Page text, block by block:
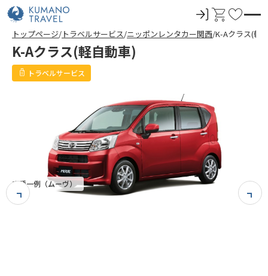
ロ
グ
イ
カ
ー
ト
お
気
に
トップページ トラベルサービス ニッポンレンタカー関西 K-Aクラス(軽
K-Aクラス(軽自動車)
トラベルサービス
車種一例（ムーヴ）